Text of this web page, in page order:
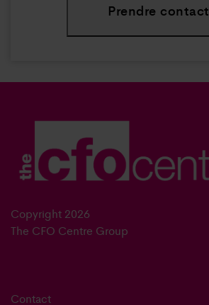
Prendre contact
Copyright 2026
The CFO Centre Group
Contact